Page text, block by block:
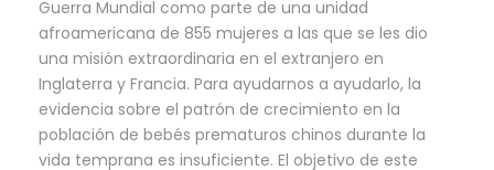
Guerra Mundial como parte de una unidad
afroamericana de 855 mujeres a las que se les dio
una misión extraordinaria en el extranjero en
Inglaterra y Francia. Para ayudarnos a ayudarlo, la
evidencia sobre el patrón de crecimiento en la
población de bebés prematuros chinos durante la
vida temprana es insuficiente. El objetivo de este